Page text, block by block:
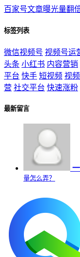
百家号文章曝光量翻
标签列表
微信视频号 视频号运
头条 小红书 内容营销
平台 快手 短视频 视
营 社交平台 快速涨粉
最新留言
量怎么弄？